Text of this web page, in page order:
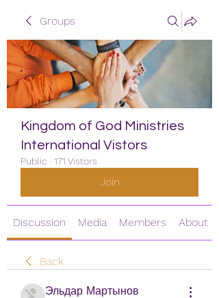
Groups
Kingdom of God Ministries
International Vistors
Public · 171 Vistors
Join
Discussion Media Members About
Back
Эльдар Мартынов